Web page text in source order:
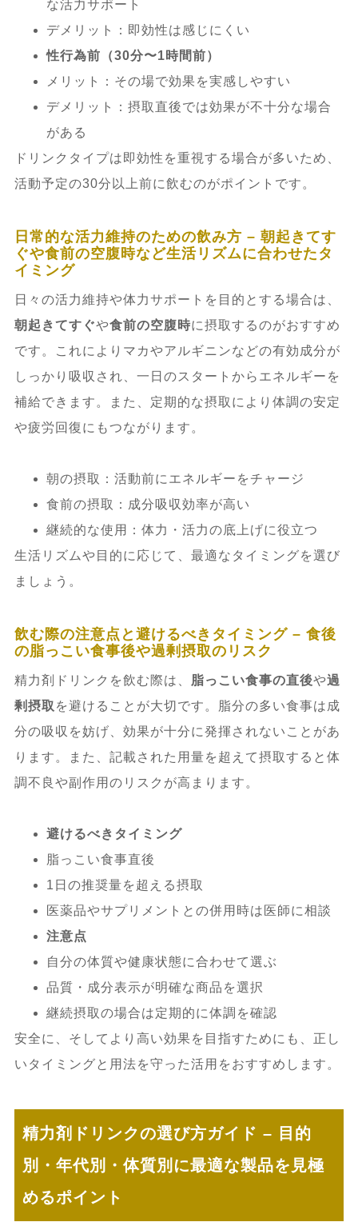
な活力サポート
デメリット：即効性は感じにくい
性行為前（30分〜1時間前）
メリット：その場で効果を実感しやすい
デメリット：摂取直後では効果が不十分な場合
がある
ドリンクタイプは即効性を重視する場合が多いため、
活動予定の30分以上前に飲むのがポイントです。
日常的な活力維持のための飲み方 – 朝起きてす
ぐや食前の空腹時など生活リズムに合わせたタ
イミング
日々の活力維持や体力サポートを目的とする場合は、
朝起きてすぐや食前の空腹時に摂取するのがおすすめ
です。これによりマカやアルギニンなどの有効成分が
しっかり吸収され、一日のスタートからエネルギーを
補給できます。また、定期的な摂取により体調の安定
や疲労回復にもつながります。
朝の摂取：活動前にエネルギーをチャージ
食前の摂取：成分吸収効率が高い
継続的な使用：体力・活力の底上げに役立つ
生活リズムや目的に応じて、最適なタイミングを選び
ましょう。
飲む際の注意点と避けるべきタイミング – 食後
の脂っこい食事後や過剰摂取のリスク
精力剤ドリンクを飲む際は、 脂っこい食事の直後や過
剰摂取 を避けることが大切です。脂分の多い食事は成
分の吸収を妨げ、効果が十分に発揮されないことがあ
ります。また、記載された用量を超えて摂取すると体
調不良や副作用のリスクが高まります。
避けるべきタイミング
脂っこい食事直後
1日の推奨量を超える摂取
医薬品やサプリメントとの併用時は医師に相談
注意点
自分の体質や健康状態に合わせて選ぶ
品質・成分表示が明確な商品を選択
継続摂取の場合は定期的に体調を確認
安全に、そしてより高い効果を目指すためにも、正し
いタイミングと用法を守った活用をおすすめします。
精力剤ドリンクの選び方ガイド – 目的
別・年代別・体質別に最適な製品を見極
めるポイント